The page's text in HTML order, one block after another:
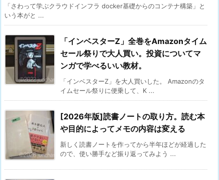
「さわって学ぶクラウドインフラ docker基礎からのコンテナ構築」と
いう本がと ...
「インベスターZ」全巻をAmazonタイム
セール祭りで大人買い。投資についてマ
ンガで学べるいい教材。
「インベスターZ」を大人買いした。 Amazonのタ
イムセール祭りに便乗して、K ...
[2026年版]読書ノートの取り方。読む本
や目的によってメモの内容は変える
新しく読書ノートを作ってから半年ほどが経過した
ので、使い勝手など振り返ってみよう ...